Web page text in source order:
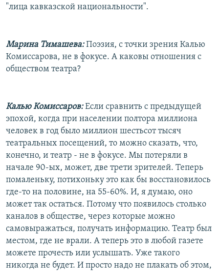
"лица кавказской национальности".
Марина Тимашева:Поэзия, с точки зрения Калью
Комиссарова, не в фокусе. А каковы отношения с
обществом театра?
Калью Комиссаров:Если сравнить с предыдущей
эпохой, когда при населении полтора миллиона
человек в год было миллион шестьсот тысяч
театральных посещений, то можно сказать, что,
конечно, и театр - не в фокусе. Мы потеряли в
начале 90-ых, может, две трети зрителей. Теперь
помаленьку, потихоньку это как бы восстановилось
где-то на половине, на 55-60%. И, я думаю, оно
может так остаться. Потому что появилось столько
каналов в обществе, через которые можно
самовыражаться, получать информацию. Театр был
местом, где не врали. А теперь это в любой газете
можете прочесть или услышать. Уже такого
никогда не будет. И просто надо не плакать об этом,